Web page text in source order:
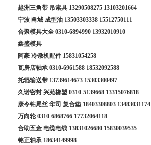
越洲三角带 吊索具 13290508275 13103201664
宁波 甬城 成型油 13503303338 15512750111
合聚模具大全 0310-6894990 13932010910
鑫盛模具
阿豪 冷镦机配件 15831054258
瓦房店轴承 0310-6961588 18532092588
托辊输送带 13739614673 15303300497
久诺密封 兴苑橡塑 0310-5139668 13315076818
康令钻尾丝 华司 复合垫 18403308803 13483031174
万向轮0310-6868766 17732064118
合助五金 电缆电线 13831026680 15830039535
铭正轴承 18634149998